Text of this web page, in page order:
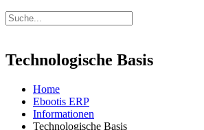
Technologische Basis
Home
Ebootis ERP
Informationen
Technologische Basis